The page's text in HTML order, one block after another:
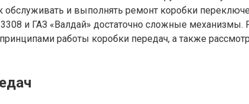
обслуживать и выполнять ремонт коробки
и ГАЗ «Валдай» достаточно сложные
работы коробки передач, а также